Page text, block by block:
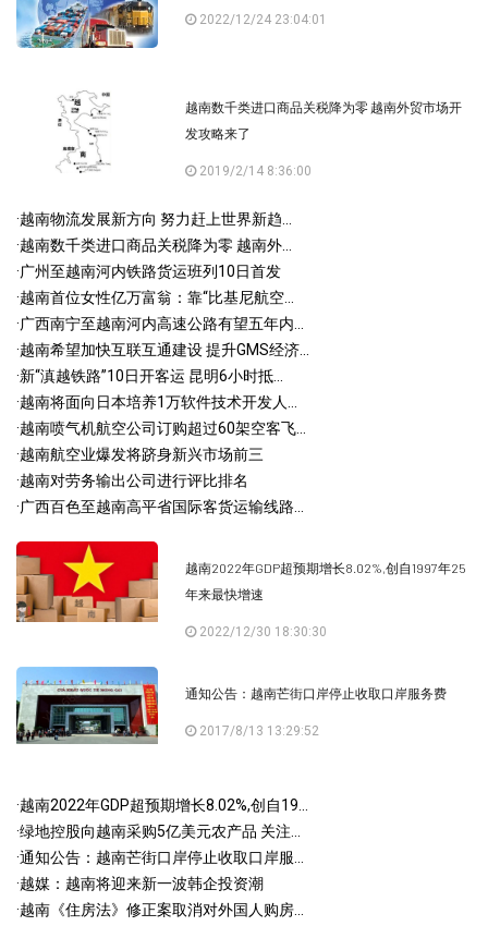
2022/12/24 23:04:01
越南数千类进口商品关税降为零 越南外贸市场开
发攻略来了
2019/2/14 8:36:00
·越南物流发展新方向 努力赶上世界新趋...
·越南数千类进口商品关税降为零 越南外...
·广州至越南河内铁路货运班列10日首发
·越南首位女性亿万富翁：靠“比基尼航空...
·广西南宁至越南河内高速公路有望五年内...
·越南希望加快互联互通建设 提升GMS经济...
·新“滇越铁路”10日开客运 昆明6小时抵...
·越南将面向日本培养1万软件技术开发人...
·越南喷气机航空公司订购超过60架空客飞...
·越南航空业爆发将跻身新兴市场前三
·越南对劳务输出公司进行评比排名
·广西百色至越南高平省国际客货运输线路...
越南2022年GDP超预期增长8.02%,创自1997年25
年来最快增速
2022/12/30 18:30:30
通知公告：越南芒街口岸停止收取口岸服务费
2017/8/13 13:29:52
·越南2022年GDP超预期增长8.02%,创自19...
·绿地控股向越南采购5亿美元农产品 关注...
·通知公告：越南芒街口岸停止收取口岸服...
·越媒：越南将迎来新一波韩企投资潮
·越南《住房法》修正案取消对外国人购房...